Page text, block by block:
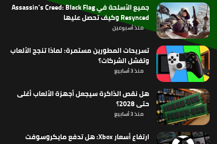
جميع الأسلحة في Assassin’s Creed: Black Flag
Resynced وكيف تحصل عليها
منذ أسبوعين
تسريحات المطورين مستمرة: لماذا تنجح الألعاب
وتفشل الشركات؟
منذ 3 أسابيع
هل نقص الذاكرة سيجعل أجهزة الألعاب أغلى
حتى 2028؟
منذ 3 أسابيع
ارتفاع أسعار Xbox: هل تدفع مايكروسوفت